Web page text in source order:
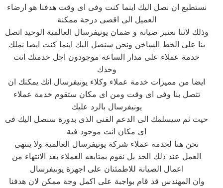
نستطيع ان نصل اليك اينما كنت وفى اى وقت هدفنا هو ارضاء
العميل الى اقصى درجة ممكنة
وذلك لاننا نعتبر صيانة و ضمان يونيفرسال العالمية الوحيد اتصل
بنا على الخط الساخن ونحن سنصل اليك اينما كنت ايضا نملك
خدمة عملاء على مدار الساعه موجودون اجل خدمتك انت
وحدك
ايضا من مميزات خدمة عملاء وكلاء يونيفرسال انك يمكنك ان
تتصل بنا وفى اى وقت ومن اى مكان ستقوم خدمة عملاء
يونيفرسال بالرد عليك
حيث ثم سيسلمك الى الدعم الفنى الذى بدورة سنصل اليك فى
اى مكان انت موجود فية
نحن هنا لخدمة عملاء شركة يونيفرسال العالمية ولا ينتهى
العمل عند ذلك الحد بل نقوم بمتابعه العملاء بعد الانتهاء من
اعمال الصيانة للاطمئنان على اجهزة يونيفرسال
وان المهندس قد قام بواجبة على اكمل وجة ممكن لان هدفنا